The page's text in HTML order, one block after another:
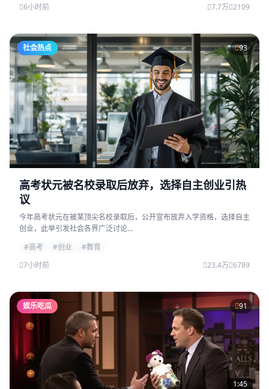
6小时前
7.7万 2109
社会热点 93
高考状元被名校录取后放弃，选择自主创业引热
议
今年高考状元在被某顶尖名校录取后，公开宣布放弃入学资格，选择自主
创业，此举引发社会各界广泛讨论...
#高考
#创业
#教育
7小时前
23.4万 6789
娱乐吃瓜 91
1:45